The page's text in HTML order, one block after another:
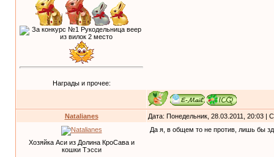
Награды и прочее:
Natalianes Дата: Понедельник, 28.03.2011, 20:03 |
Хозяйка Аси из Долина КроСава и
кошки Тэсси
Да я, в общем то не против, лишь бы